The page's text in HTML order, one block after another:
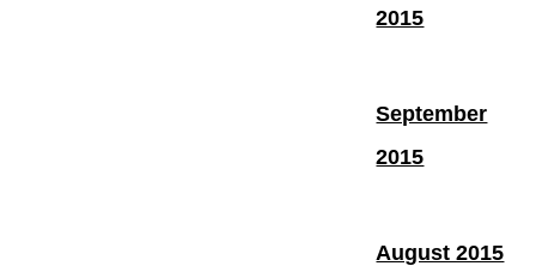
2015
September
2015
August 2015